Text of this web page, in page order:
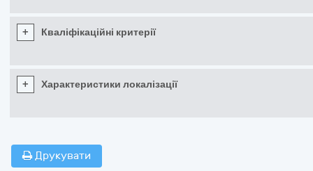
+ Кваліфікаційні критерії
+ Характеристики локалізації
Друкувати